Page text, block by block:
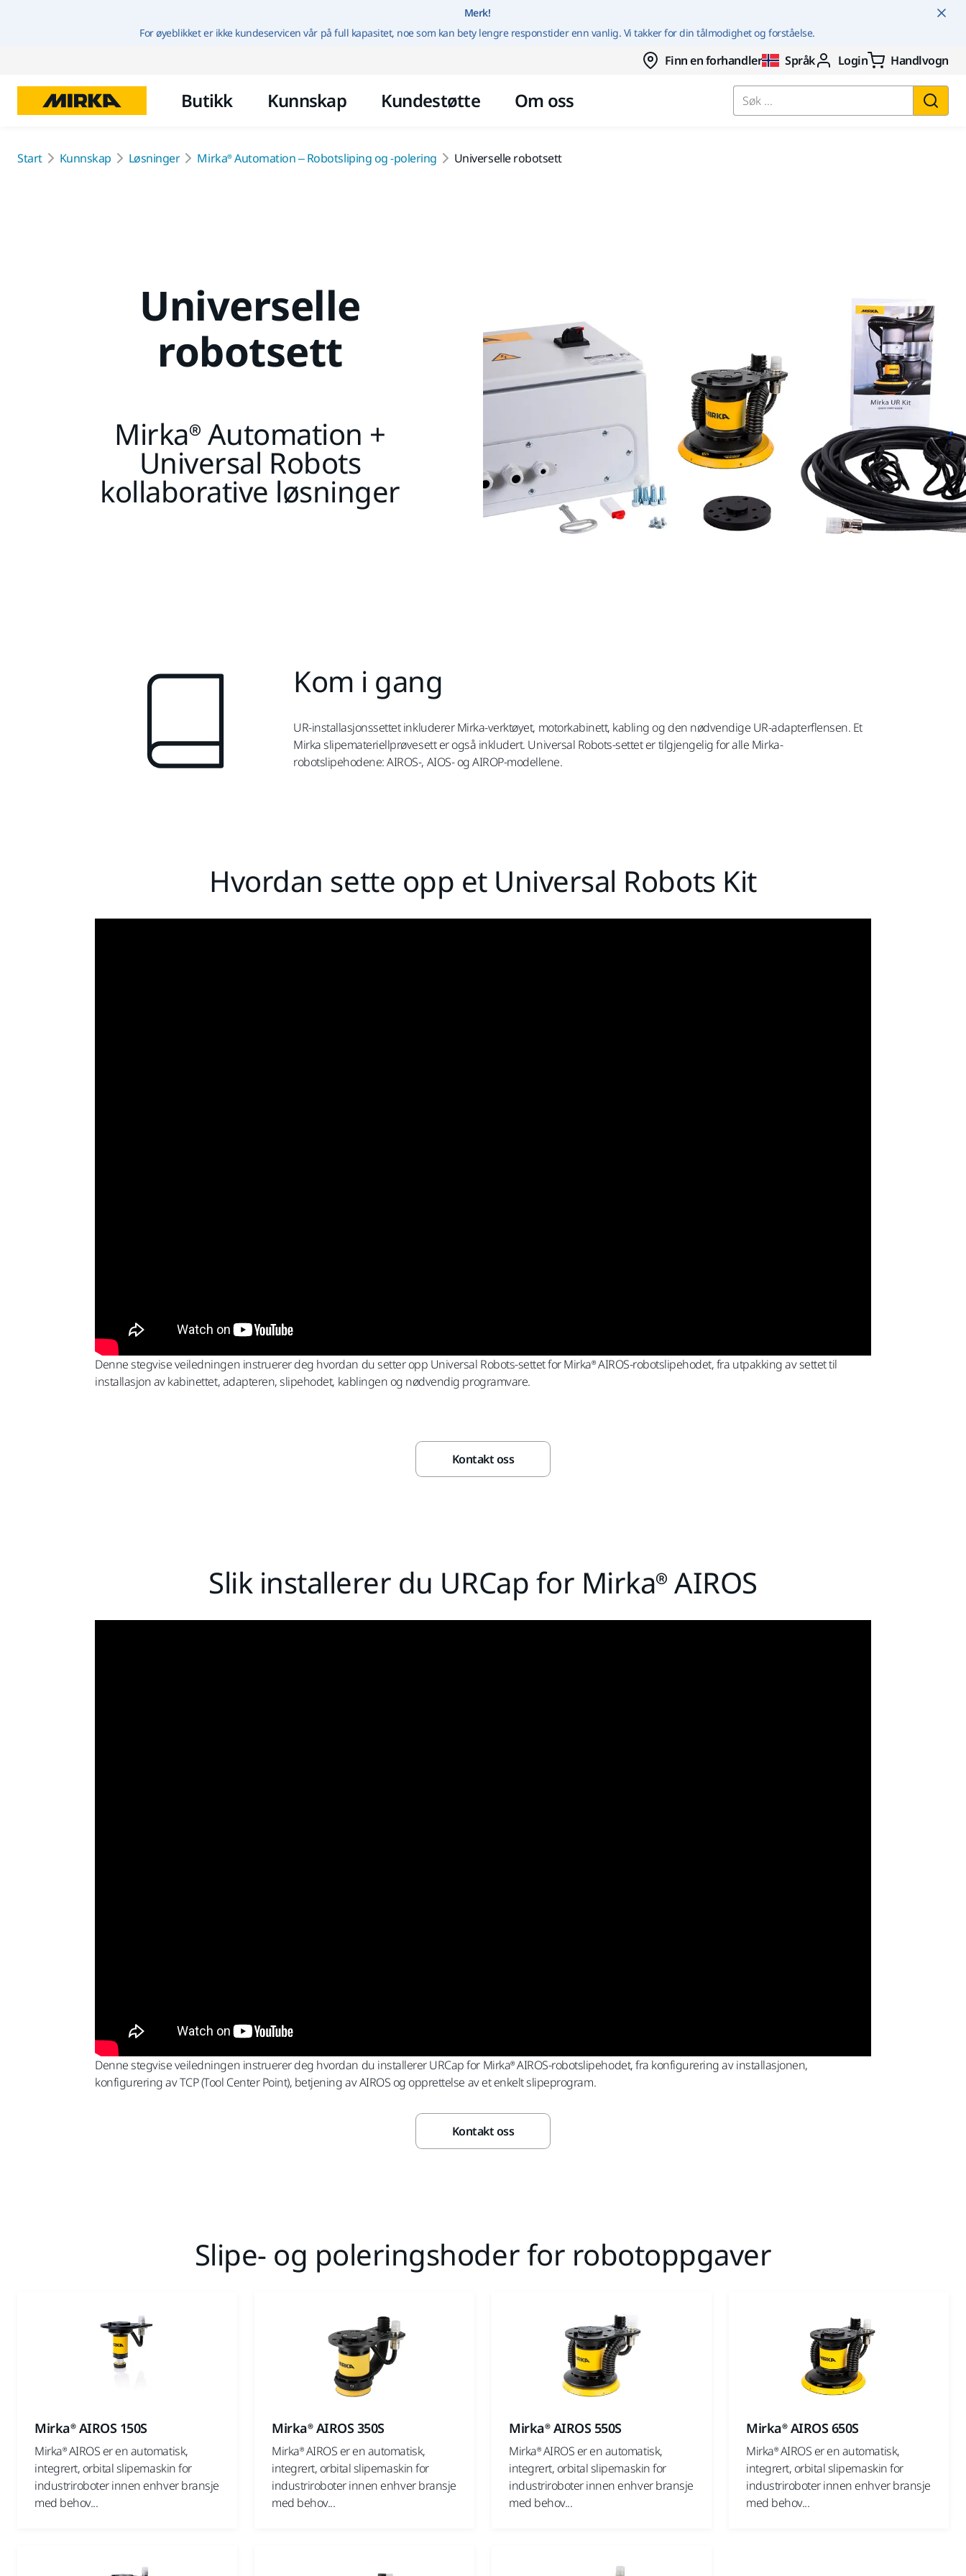
Gå til innhold
Merk!
For øyeblikket er ikke kundeservicen vår på full kapasitet, noe som kan bety lengre responstider enn vanlig. Vi takker for din tålmodighet og forståelse.
Finn en forhandler Språk Login Handlvogn
Butikk Kunnskap Kundestøtte Om oss Søk ...
Start Kunnskap Løsninger Mirka® Automation – Robotsliping og -polering Universelle robotsett
Universelle
robotsett
Mirka® Automation +
Universal Robots
kollaborative løsninger
Kom i gang
UR-installasjonssettet inkluderer Mirka-verktøyet, motorkabinett, kabling og den nødvendige UR-adapterflensen. Et
Mirka slipemateriellprøvesett er også inkludert. Universal Robots-settet er tilgjengelig for alle Mirka-
robotslipehodene: AIROS-, AIOS- og AIROP-modellene.
Hvordan sette opp et Universal Robots Kit
Denne stegvise veiledningen instruerer deg hvordan du setter opp Universal Robots-settet for Mirka® AIROS-robotslipehodet, fra utpakking av settet til
installasjon av kabinettet, adapteren, slipehodet, kablingen og nødvendig programvare.
Kontakt oss
Slik installerer du URCap for Mirka® AIROS
Denne stegvise veiledningen instruerer deg hvordan du installerer URCap for Mirka® AIROS-robotslipehodet, fra konfigurering av installasjonen,
konfigurering av TCP (Tool Center Point), betjening av AIROS og opprettelse av et enkelt slipeprogram.
Kontakt oss
Slipe- og poleringshoder for robotoppgaver
Mirka® AIROS 150S
Mirka® AIROS er en automatisk,
integrert, orbital slipemaskin for
industriroboter innen enhver bransje
med behov...
Mirka® AIROS 350S
Mirka® AIROS er en automatisk,
integrert, orbital slipemaskin for
industriroboter innen enhver bransje
med behov...
Mirka® AIROS 550S
Mirka® AIROS er en automatisk,
integrert, orbital slipemaskin for
industriroboter innen enhver bransje
med behov...
Mirka® AIROS 650S
Mirka® AIROS er en automatisk,
integrert, orbital slipemaskin for
industriroboter innen enhver bransje
med behov...